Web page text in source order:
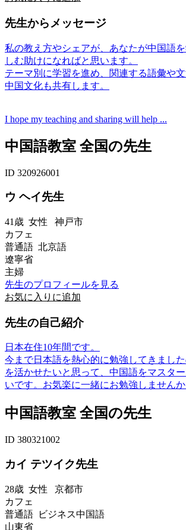
先生からメッセージ
私の教え方やシェアが、あなたが中国語
しむ助けになればと思います。
テーマ別に学習を進め、関連する語彙や文
中国文化も共有します。
I hope my teaching and sharing will help ...
中国語教室 全国の先生
ID 320926001
ウ ヘイ先生
41歳 女性 神戸市
カフェ
普通語 北京語
遼寧省
主婦
先生のプロフィールを見る
お気に入りに追加
先生の自己紹介
日本在住10年間です。
今まで日本語を熱心的に勉強してきまし
を活かせたいと思って、中国語をマスタ
いです。お気楽に一緒にお勉強しませんか
中国語教室 全国の先生
ID 380321002
カイ テツイク先生
28歳 女性 京都市
カフェ
普通語 ビジネス中国語
山東省